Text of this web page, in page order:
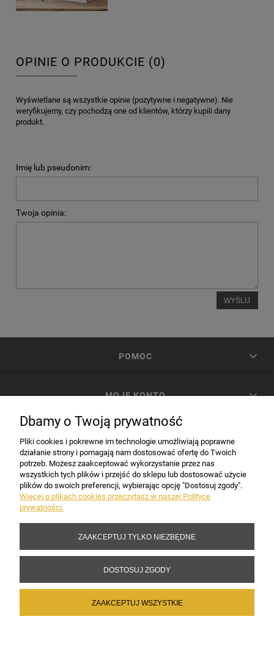
OPINIE O PRODUKCIE (0)
Wyświetlane są wszystkie opinie (pozytywne i negatywne). Nie
weryfikujemy, czy pochodzą one od klientów, którzy kupili dany
produkt.
Imię lub pseudonim:
Twoja opinia:
WYŚLIJ
POMOC
MOJE KONTO
INFORMACJE
Copyright 2017-2026 Sakramento.pl
Dbamy o Twoją prywatność
Pliki cookies i pokrewne im technologie umożliwiają poprawne
działanie strony i pomagają nam dostosować ofertę do Twoich
potrzeb. Możesz zaakceptować wykorzystanie przez nas
wszystkich tych plików i przejść do sklepu lub dostosować użycie
plików do swoich preferencji, wybierając opcję "Dostosuj zgody".
Więcej o plikach cookies przeczytasz w naszej Polityce
prywatności.
ZAAKCEPTUJ TYLKO NIEZBĘDNE
DOSTOSUJ ZGODY
ZAAKCEPTUJ WSZYSTKIE